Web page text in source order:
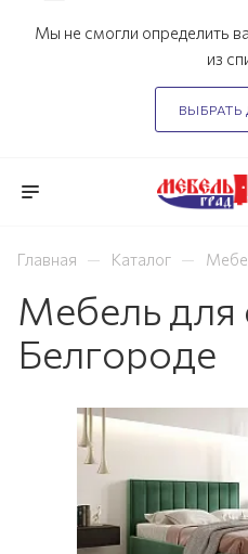
Мы не смогли определить
из
Главная — Каталог —
Мебель для
Белгороде